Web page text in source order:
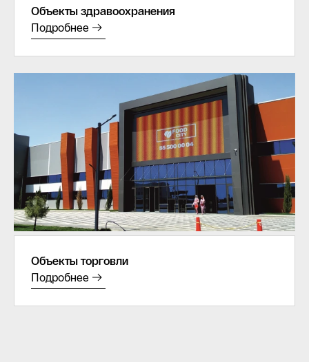
Объекты здравоохранения
Подробнее
Объекты торговли
Подробнее